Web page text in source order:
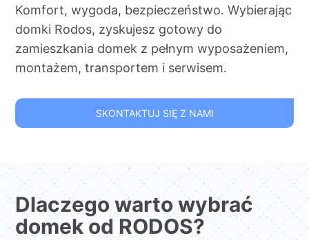
Komfort, wygoda, bezpieczeństwo. Wybierając
domki Rodos, zyskujesz gotowy do
zamieszkania domek z pełnym wyposażeniem,
montażem, transportem i serwisem.
SKONTAKTUJ SIĘ Z NAMI
Dlaczego warto wybrać
domek od RODOS?